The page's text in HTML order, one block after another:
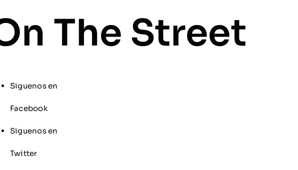
The Street
Siguenos en
Facebook
Siguenos en
Twitter